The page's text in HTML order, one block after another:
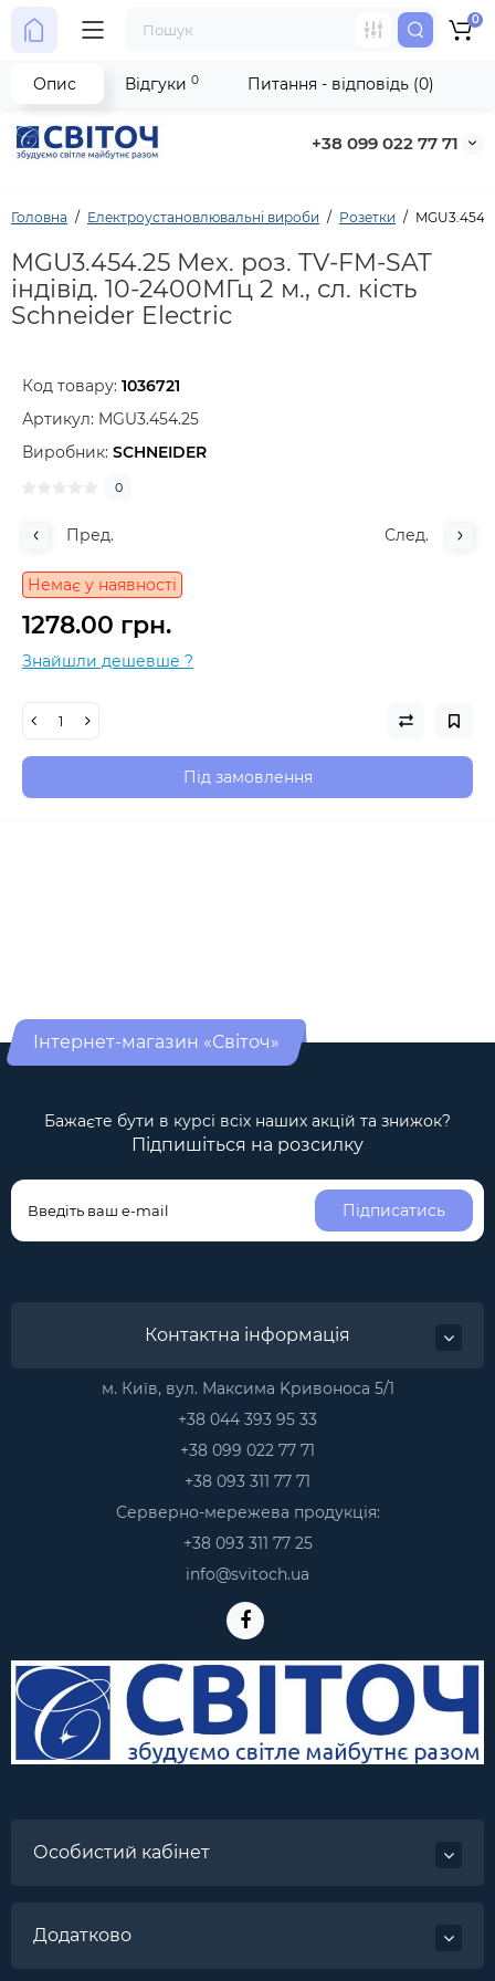
+38 099 022 77 71
0
Головна Електроустановлювальні вироби Розетки
MGU3.454.25 Мех. роз. TV-FM-SAT
індівід. 10-2400МГц 2 м., сл. кість
Schneider Electric
Код товару: 1036721
Артикул: MGU3.454.25
Виробник: SCHNEIDER
0
Пред. След.
Немає у наявності
1278.00 грн.
Знайшли дешевше ?
Під замовлення
Опис Відгуки 0 Питання - відповідь (0)
Інтернет-магазин «Світоч»
Бажаєте бути в курсі всіх наших акцій та знижок?
Підпишіться на розсилку
Підписатись
Контактна інформація
м. Київ, вул. Максима Kривоноса 5/1
+38 044 393 95 33
+38 099 022 77 71
+38 093 311 77 71
Серверно-мережева продукція:
+38 093 311 77 25
info@svitoch.ua
Особистий кабінет
Додатково